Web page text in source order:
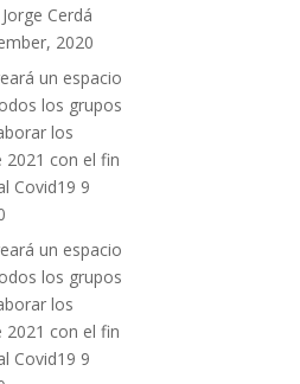
Cerdá
2020
un espacio
los grupos
los
2021 con el fin
Covid19 9
un espacio
los grupos
los
2021 con el fin
Covid19 9